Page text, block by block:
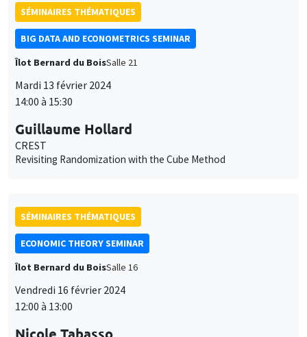
SÉMINAIRES THÉMATIQUES
BIG DATA AND ECONOMETRICS SEMINAR
Îlot Bernard du BoisSalle 21
Mardi 13 février 2024
14:00 à 15:30
Guillaume Hollard
CREST
Revisiting Randomization with the Cube Method
SÉMINAIRES THÉMATIQUES
ECONOMIC THEORY SEMINAR
Îlot Bernard du BoisSalle 16
Vendredi 16 février 2024
12:00 à 13:00